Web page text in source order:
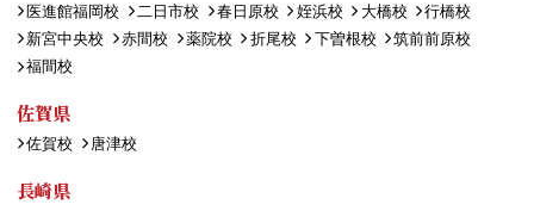
医進館福岡校
二日市校 春日原校 姪浜校 大橋校
行橋校
新宮中央校
赤間校 薬院校 折尾校 下曽根校
筑前前原校
福間校
佐賀県
佐賀校 唐津校
長崎県